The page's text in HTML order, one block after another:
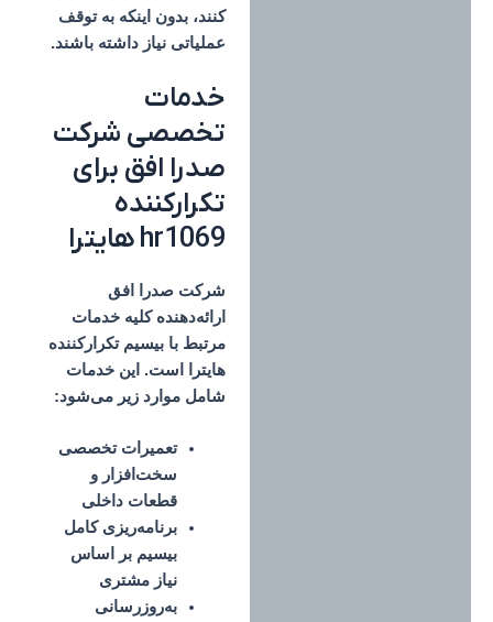
کنند، بدون اینکه به توقف
عملیاتی نیاز داشته باشند.
خدمات
تخصصی شرکت
صدرا افق برای
تکرارکننده
hr1069 هایترا
شرکت صدرا افق
ارائه‌دهنده کلیه خدمات
مرتبط با بیسیم تکرارکننده
هایترا
است. این خدمات
شامل موارد زیر می‌شود:
تعمیرات تخصصی
سخت‌افزار و
قطعات داخلی
برنامه‌ریزی کامل
بیسیم بر اساس
نیاز مشتری
به‌روزرسانی